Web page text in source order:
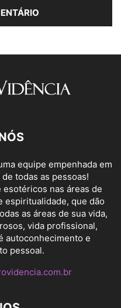
equipe empenhada em
todas as pessoas!
nas áreas de
espiritualidade, que dão
as áreas de sua vida,
vida profissional,
autoconhecimento e
pessoal.